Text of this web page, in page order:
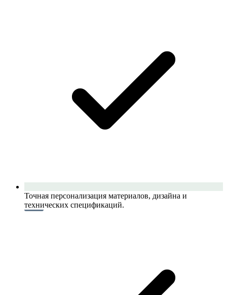
Точная персонализация материалов, дизайна и
технических спецификаций.